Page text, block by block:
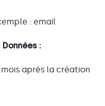
: email
:
après la création